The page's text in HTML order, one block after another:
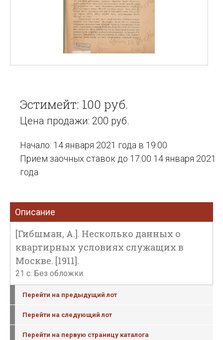
Эстимейт: 100 руб.
Цена продажи: 200 руб.
Начало: 14 января 2021 года в 19:00
Прием заочных ставок до 17:00 14 января 2021
года
Описание
[Гибшман, А.]. Несколько данных о
квартирных условиях служащих в
Москве. [1911].
21 c. Без обложки.
Перейти на предыдущий лот
Перейти на следующий лот
Перейти на первую страницу каталога